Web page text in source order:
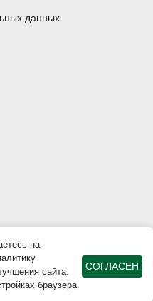
на
сайта.
браузера.
СОГЛАСЕН
данных